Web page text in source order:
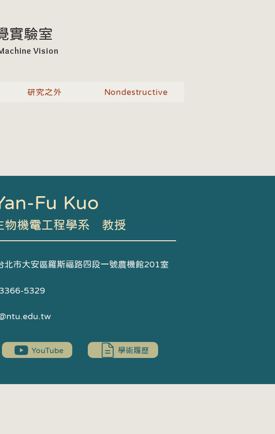
實驗室
Vision
研究之外 Nondestructive
Fu Kuo
物機電工程學系 教授
北市大安區羅斯福路四段一號農機館201室
5329
YouTube 學術履歷